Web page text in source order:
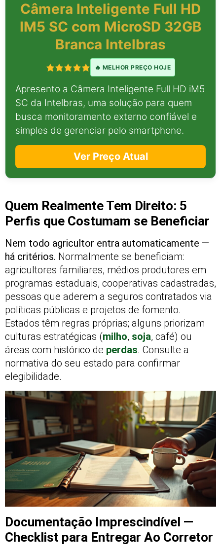
Câmera Inteligente Full HD
IM5 SC com MicroSD 32GB
Branca Intelbras
🔥 MELHOR PREÇO HOJE
Apresento a Câmera Inteligente Full HD iM5
SC da Intelbras, uma solução para quem
busca monitoramento externo confiável e
simples de gerenciar pelo smartphone.
Ver Preço Atual
Quem Realmente Tem Direito: 5
Perfis que Costumam se Beneficiar
Nem todo agricultor entra automaticamente —
há critérios. Normalmente se beneficiam:
agricultores familiares, médios produtores em
programas estaduais, cooperativas cadastradas,
pessoas que aderem a seguros contratados via
políticas públicas e projetos de fomento.
Estados têm regras próprias; alguns priorizam
culturas estratégicas (milho, soja, café) ou
áreas com histórico de perdas. Consulte a
normativa do seu estado para confirmar
elegibilidade.
Documentação Imprescindível —
Checklist para Entregar Ao Corretor